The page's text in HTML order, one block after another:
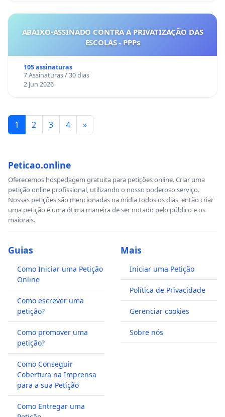
ABAIXO-ASSINADO CONTRA A PRIVATIZAÇÃO DAS
ESCOLAS - PPPs
105 assinaturas
7 Assinaturas / 30 dias
2 Jun 2026
1 2 3 4 »
Peticao.online
Oferecemos hospedagem gratuita para petições online. Criar uma
petição online profissional, utilizando o nosso poderoso serviço.
Nossas petições são mencionadas na mídia todos os dias, então criar
uma petição é uma ótima maneira de ser notado pelo público e os
maiorais.
Guias
Como Iniciar uma Petição
Online
Como escrever uma
petição?
Como promover uma
petição?
Como Conseguir
Cobertura na Imprensa
para a sua Petição
Como Entregar uma
Mais
Iniciar uma Petição
Política de Privacidade
Gerenciar cookies
Sobre nós